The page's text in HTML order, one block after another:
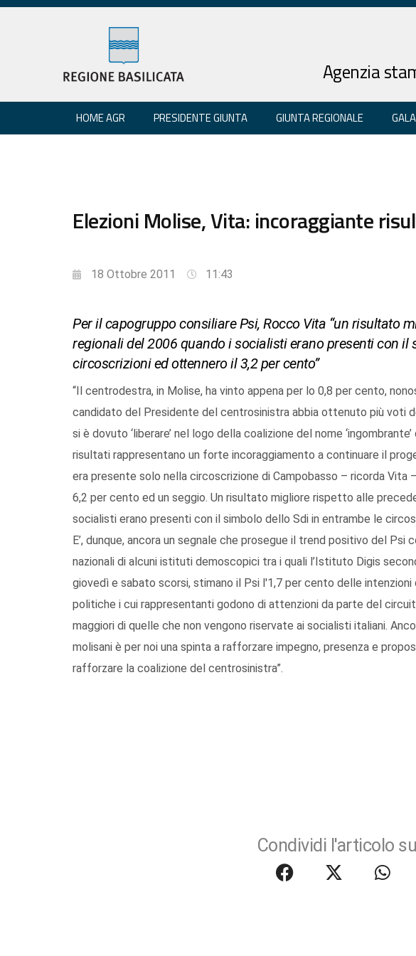
Agenzia
HOME AGR PRESIDENTE GIUNTA GIUNTA REGIONALE
Elezioni Molise, Vita: incoraggiante
18 Ottobre 2011 11:43
Per il capogruppo consiliare Psi, Rocco Vita “un risultato
regionali del 2006 quando i socialisti erano presenti con il
circoscrizioni ed ottennero il 3,2 per cento”
“Il centrodestra, in Molise, ha vinto appena per lo 0,8 per cento,
candidato del Presidente del centrosinistra abbia ottenuto più voti
si è dovuto ‘liberare’ nel logo della coalizione del nome
risultati rappresentano un forte incoraggiamento a continuare il
era presente solo nella circoscrizione di Campobasso – ricorda
6,2 per cento ed un seggio. Un risultato migliore rispetto alle
socialisti erano presenti con il simbolo dello Sdi in entrambe le
E’, dunque, ancora un segnale che prosegue il trend positivo del
nazionali di alcuni istituti demoscopici tra i quali l’Istituto Digis
giovedì e sabato scorsi, stimano il Psi l'1,7 per cento delle
politiche i cui rappresentanti godono di attenzioni da parte del
maggiori di quelle che non vengono riservate ai socialisti italiani.
molisani è per noi una spinta a rafforzare impegno, presenza e
rafforzare la coalizione del centrosinistra”.
Condividi l'articolo